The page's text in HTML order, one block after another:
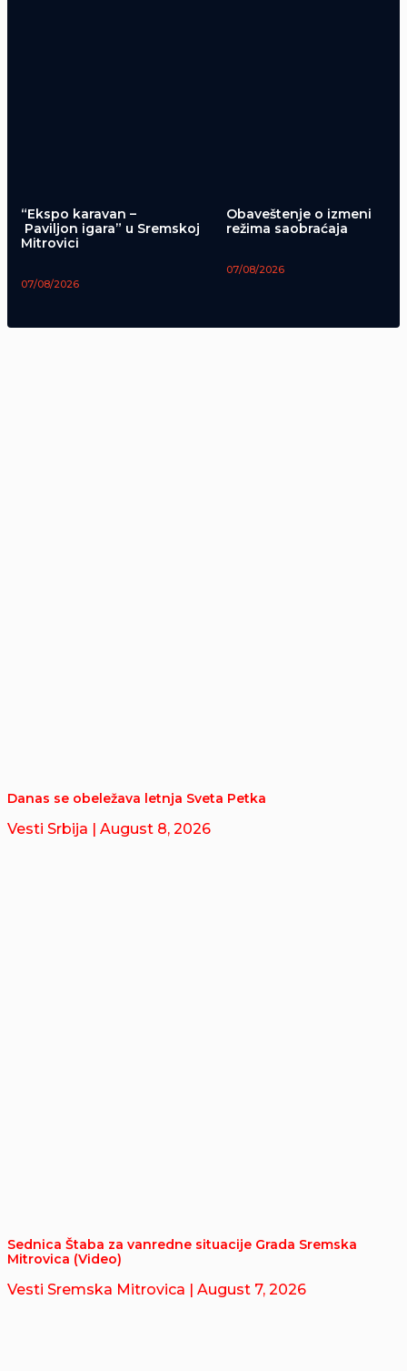
“Ekspo karavan –
Paviljon igara” u Sremskoj
Mitrovici
07/08/2026
Obaveštenje o izmeni
režima saobraćaja
07/08/2026
Danas se obeležava letnja Sveta Petka
Vesti Srbija | August 8, 2026
Sednica Štaba za vanredne situacije Grada Sremska
Mitrovica (Video)
Vesti Sremska Mitrovica | August 7, 2026